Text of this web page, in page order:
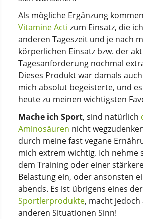
Als mögliche Ergänzung
Vitamine Acti zum Einsatz, die
anderen Tageszeit und je nach
körperlichen Einsatz bzw. der
Tagesanforderung nochmal
Dieses Produkt war damals
mich absolut begeisterte, und
heute zu meinen wichtigsten
Mache ich Sport, sind natürlich
Aminosäuren nicht
durch meine fast vegane
mich extrem wichtig. Ich nehme
dem Training oder einer
Belastung ein, oder ansonsten
abends. Es ist übrigens eines
Sportlerprodukte, macht
anderen Situationen Sinn!